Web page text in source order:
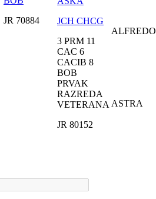
JR 70884
JCH CHCG
3 PRM 11
CAC 6
CACIB 8
BOB
PRVAK
RAZREDA
VETERANA
JR 80152
ALFREDO
ASTRA